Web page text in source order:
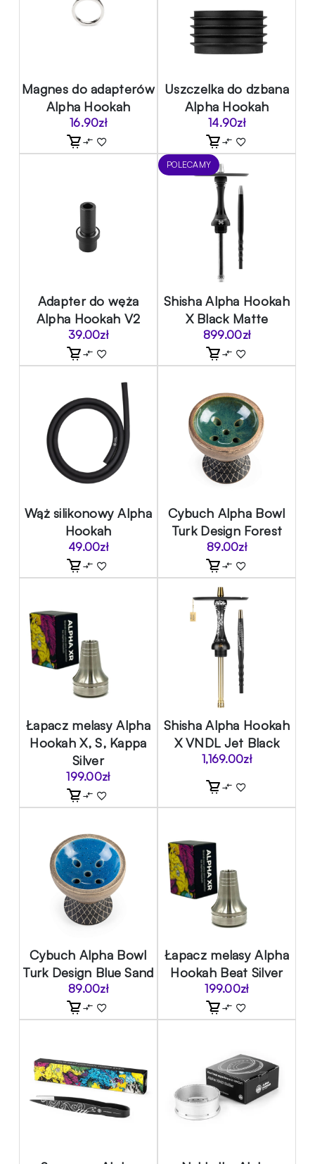
Magnes do adapterów
Alpha Hookah
16.90zł
Uszczelka do dzbana
Alpha Hookah
14.90zł
Adapter do węża
Alpha Hookah V2
39.00zł
POLECAMY
Shisha Alpha Hookah
X Black Matte
899.00zł
Wąż silikonowy Alpha
Hookah
49.00zł
Cybuch Alpha Bowl
Turk Design Forest
89.00zł
Łapacz melasy Alpha
Hookah X, S, Kappa
Silver
199.00zł
Shisha Alpha Hookah
X VNDL Jet Black
1,169.00zł
Cybuch Alpha Bowl
Turk Design Blue Sand
89.00zł
Łapacz melasy Alpha
Hookah Beat Silver
199.00zł